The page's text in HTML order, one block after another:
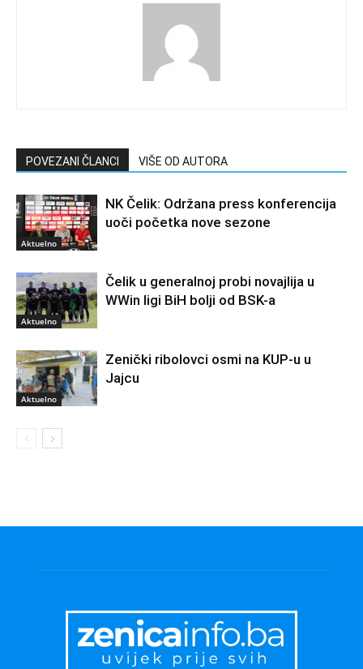
POVEZANI ČLANCI VIŠE OD AUTORA
Aktuelno
NK Čelik: Održana press konferencija
uoči početka nove sezone
Aktuelno
Čelik u generalnoj probi novajlija u
WWin ligi BiH bolji od BSK-a
Aktuelno
Zenički ribolovci osmi na KUP-u u
Jajcu